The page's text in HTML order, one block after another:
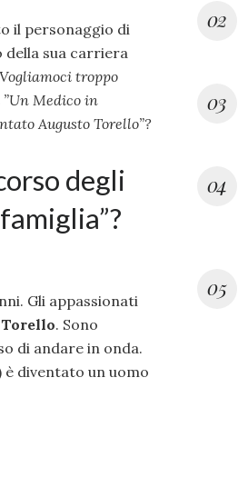
il personaggio di
della sua carriera
Vogliamoci troppo
Medico in
Augusto Torello”?
degli
Gli appassionati
. Sono
di andare in onda.
è diventato un uomo